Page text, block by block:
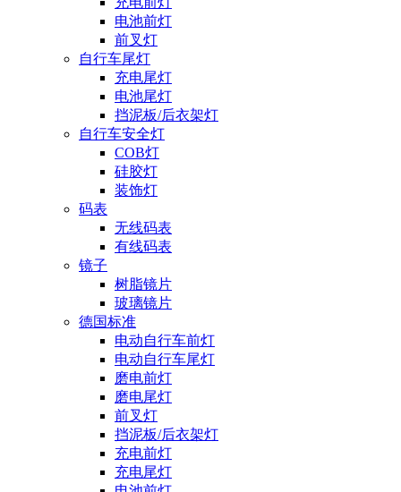
电池前灯
前叉灯
自行车尾灯
充电尾灯
电池尾灯
挡泥板/后衣架灯
自行车安全灯
COB灯
硅胶灯
装饰灯
码表
无线码表
有线码表
镜子
树脂镜片
玻璃镜片
德国标准
电动自行车前灯
电动自行车尾灯
磨电前灯
磨电尾灯
前叉灯
挡泥板/后衣架灯
充电前灯
充电尾灯